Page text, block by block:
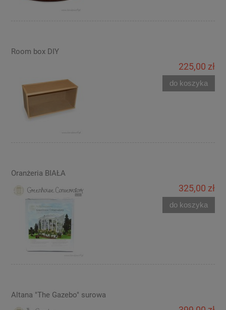
Room box DIY
225,00 zł
do koszyka
Oranżeria BIAŁA
325,00 zł
do koszyka
Altana "The Gazebo" surowa